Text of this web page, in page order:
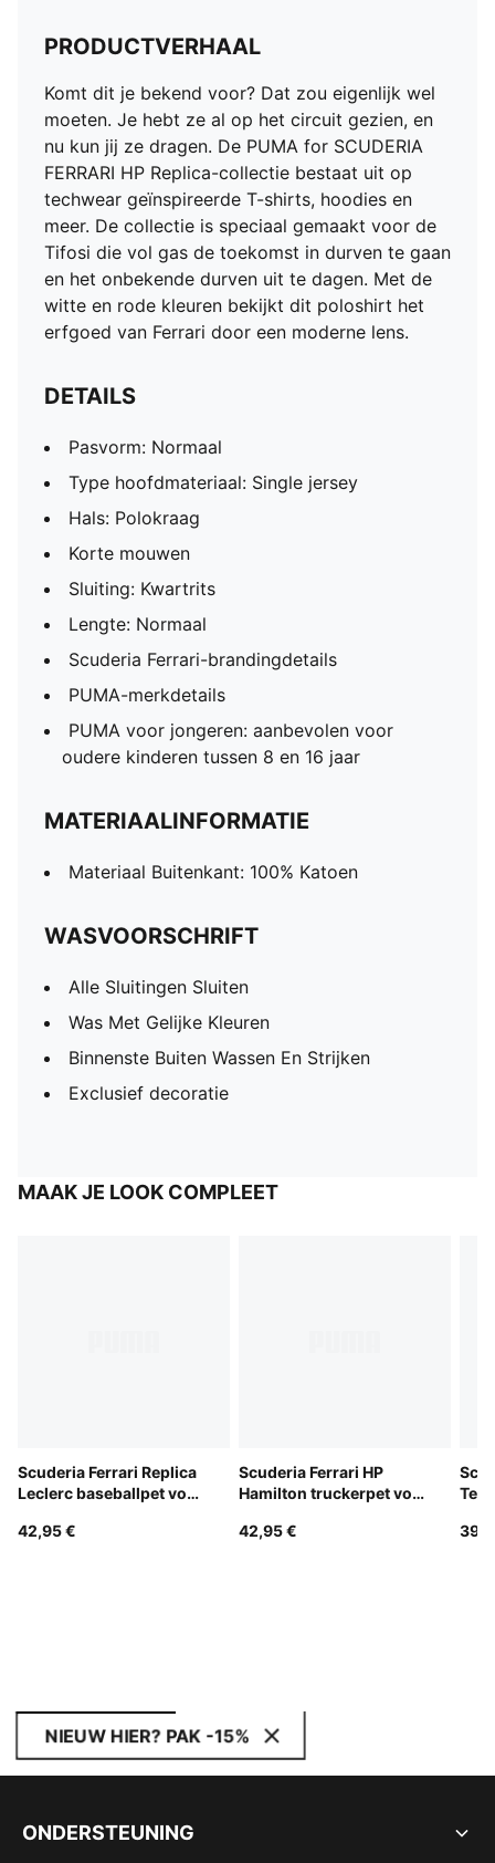
PRODUCTVERHAAL
Komt dit je bekend voor? Dat zou eigenlijk wel
moeten. Je hebt ze al op het circuit gezien, en
nu kun jij ze dragen. De PUMA for SCUDERIA
FERRARI HP Replica-collectie bestaat uit op
techwear geïnspireerde T-shirts, hoodies en
meer. De collectie is speciaal gemaakt voor de
Tifosi die vol gas de toekomst in durven te gaan
en het onbekende durven uit te dagen. Met de
witte en rode kleuren bekijkt dit poloshirt het
erfgoed van Ferrari door een moderne lens.
DETAILS
Pasvorm: Normaal
Type hoofdmateriaal: Single jersey
Hals: Polokraag
Korte mouwen
Sluiting: Kwartrits
Lengte: Normaal
Scuderia Ferrari-brandingdetails
PUMA-merkdetails
PUMA voor jongeren: aanbevolen voor
oudere kinderen tussen 8 en 16 jaar
MATERIAALINFORMATIE
Materiaal Buitenkant: 100% Katoen
WASVOORSCHRIFT
Alle Sluitingen Sluiten
Was Met Gelijke Kleuren
Binnenste Buiten Wassen En Strijken
Exclusief decoratie
MAAK JE LOOK COMPLEET
Scuderia Ferrari Replica
Leclerc baseballpet voor
42,95 €
Scuderia Ferrari HP
Hamilton truckerpet voor
42,95 €
NIEUW HIER? PAK -15%
ONDERSTEUNING